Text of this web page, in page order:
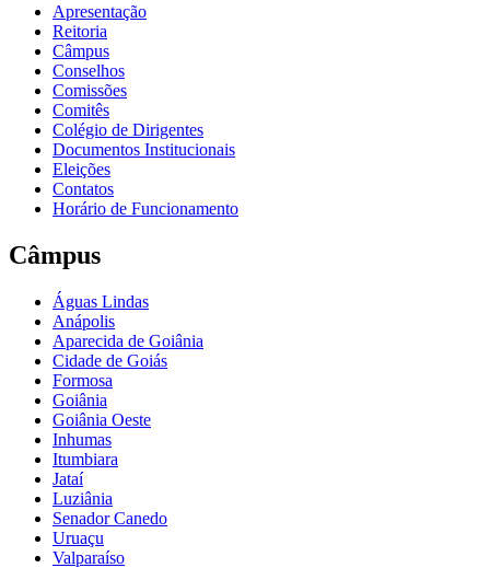
Apresentação
Reitoria
Câmpus
Conselhos
Comissões
Comitês
Colégio de Dirigentes
Documentos Institucionais
Eleições
Contatos
Horário de Funcionamento
Câmpus
Águas Lindas
Anápolis
Aparecida de Goiânia
Cidade de Goiás
Formosa
Goiânia
Goiânia Oeste
Inhumas
Itumbiara
Jataí
Luziânia
Senador Canedo
Uruaçu
Valparaíso